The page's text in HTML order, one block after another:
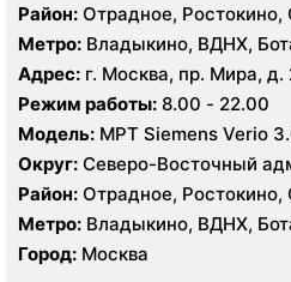
Район: Отрадное, Ростокино,
Медведково, Южное
Метро: Владыкино, ВДНХ,
Белокаменная ,
Свиблово
Адрес: г. Москва, пр. Мира, д.
Режим работы: 8.00 - 22.00
Модель: МРТ Siemens Verio
1.5 Т, КТ Siemens Somatom
Esaote MyLab 70
Округ: Северо-Восточный
Район: Отрадное, Ростокино,
Медведково, Южное
Метро: Владыкино, ВДНХ,
Белокаменная ,
Свиблово
Город: Москва